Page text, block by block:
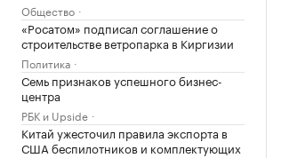
Общество
«Росатом» подписал соглашение о
строительстве ветропарка в Киргизии
Политика
Семь признаков успешного бизнес-
центра
РБК и Upside
Китай ужесточил правила экспорта в
США беспилотников и комплектующих